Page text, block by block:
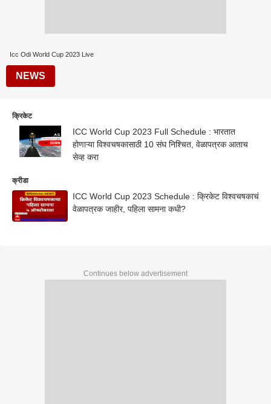
Icc Odi World Cup 2023 Live
NEWS
क्रिकेट
ICC World Cup 2023 Full Schedule : भारतात
होणाऱ्या विश्वचषकासाठी 10 संघ निश्चित, वेळापत्रक आताच
सेव्ह करा
क्रीडा
ICC World Cup 2023 Schedule : क्रिकेट विश्वचषकाचं
वेळापत्रक जाहीर, पहिला सामना कधी?
Continues below advertisement